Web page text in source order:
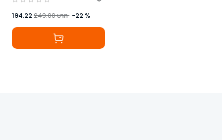
194.22 249.00บาท -22 %